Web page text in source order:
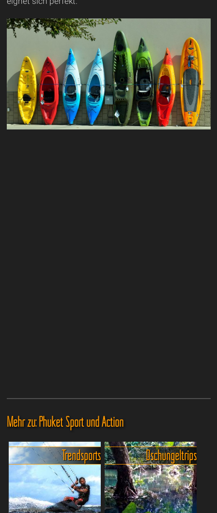
Mehr zu: Phuket Sport und Action
Trendsports Dschungeltrips